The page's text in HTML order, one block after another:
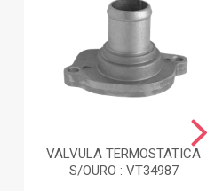
VALVULA TERMOSTATICA
S/OURO : VT34987